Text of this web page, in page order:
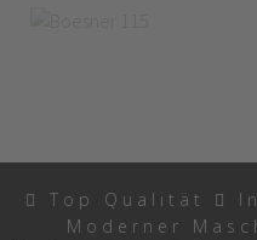
Top Qualität
Moderner